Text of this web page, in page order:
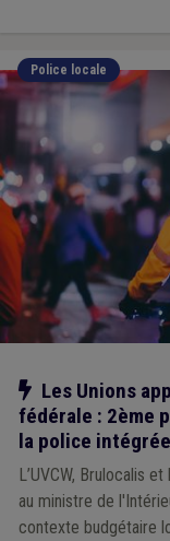
Police locale
Notre action
Les Unions
fédérale : 2ème
la police intégrée
L’UVCW, Brulocalis
au ministre de
contexte budgétaire